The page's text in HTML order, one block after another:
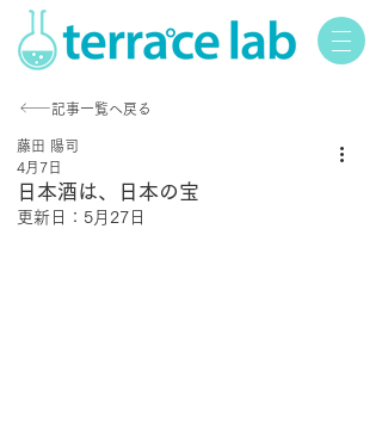
記事一覧へ戻る
日本酒は、日本の宝
藤田 陽司
4月7日
更新日： 5月27日